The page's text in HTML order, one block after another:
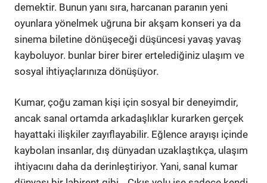
demektir. Bunun yanı sıra, harcanan paranın yeni
oyunlara yönelmek uğruna bir akşam konseri ya da
sinema biletine dönüşeceği düşüncesi yavaş yavaş
kayboluyor. bunlar birer birer ertelediğiniz ulaşım ve
sosyal ihtiyaçlarınıza dönüşüyor.
Kumar, çoğu zaman kişi için sosyal bir deneyimdir,
ancak sanal ortamda arkadaşlıklar kurarken gerçek
hayattaki ilişkiler zayıflayabilir. Eğlence arayışı içinde
kaybolan insanlar, dış dünyadan uzaklaştıkça, ulaşım
ihtiyacını daha da derinleştiriyor. Yani, sanal kumar